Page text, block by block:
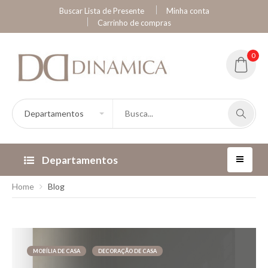
Buscar Lista de Presente
Minha conta
Carrinho de compras
0
Departamentos
Home Blog
MOBÍLIA DE CASA DECORAÇÃO DE CASA